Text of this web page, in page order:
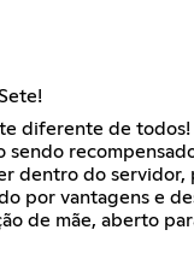
diferente de todos!
dentro do servidor,
por vantagens e
de mãe, aberto